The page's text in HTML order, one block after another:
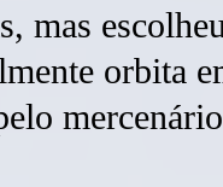
mas
orbita